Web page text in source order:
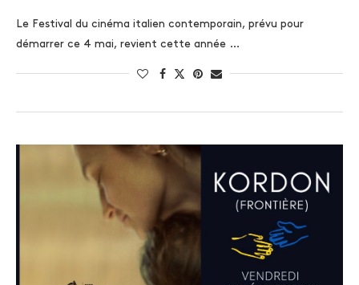
Le Festival du cinéma italien contemporain, prévu pour
démarrer ce 4 mai, revient cette année …